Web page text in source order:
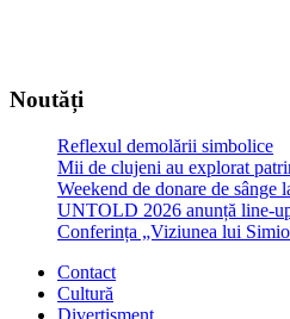
Noutăți
Reflexul demolării simbolice
Mii de clujeni au explorat
Weekend de donare de
UNTOLD 2026 anunță line-
Conferința „Viziunea lui
Contact
Cultură
Divertisment